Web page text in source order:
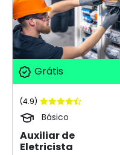
Grátis
(4.9)
Básico
Auxiliar de
Eletricista